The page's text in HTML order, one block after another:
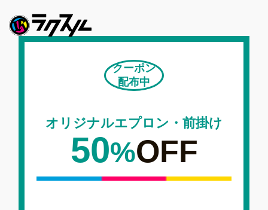
クーポン
配布中
オリジナルエプロン・前掛け
50%OFF